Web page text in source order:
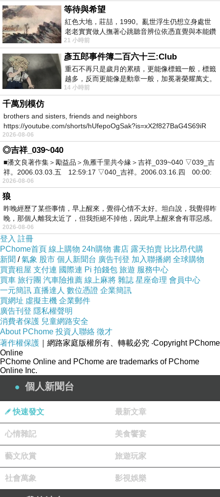
隨時隨地、一按見效的上班族症狀急救箱！
「你累了嗎？」
耳熟能詳的廣告詞，直接命中上班族的心！
根據調查報告顯示，
台灣平均每人每周加班8.18小時，
有高達73.79?上班族擔心會過勞死，
永遠做不完的工作、沉重壓力成為健康殺手，
當身體有些小症狀產生，你還敢忽略它嗎？
在這些症狀未成為大疾病前，
可利用超簡單、隨時可做的按摩來有效舒緩不
適，
不累積疲勞，健康才是上班族的真正財富！
本書特色摘要
等待與希望
紅色大地，莊喆，1990。亂世浮生仍想立身處世
老老實實做人撫著心跳聽音辨位依憑直覺與本能鑽
向裂隙的亮處探索另一個心聲另一個共鳴的
21 小時前
彥五郎事件簿二百六十三:Club
重石不再只是歲月的累積，更能像標籤一般，標籤
越多，反而更能像是勳章一般，加冕著榮耀萬丈。
習慣一如縱容，成了再難輕輕放下的罪證
14 小時前
千萬別模仿
brothers and sisters, friends and neighbors
https://youtube.com/shorts/hUfepoOgSak?is=xX2f827BaG4S69iR
https
2026-08-06
◎吉祥_039~040
■潘文良著作集＞勵益品＞魚雁千里共今緣＞吉祥_039~040 ▽039_吉
祥。2006.03.03.五 12:59:17 ▽040_吉祥。2006.03.16.四 00:00:
2026-08-06
狼
昨晚經歷了某些事情，早上醒來，覺得心情不太好。坦白說，我覺得昨
晚，那個人離我太近了，但我拒絕不掉他，因此早上醒來會有罪惡感。
2026-08-06
登入 註冊
PChome首頁 線上購物 24h購物 書店 露天拍賣 比比昂代購
新聞 /氣象 股市 個人新聞台 廣告刊登 加入聯播網 全球購物
買賣租屋 支付連 國際連 Pi 拍錢包 旅遊 服務中心
買車 旅行團 汽車險推薦 線上麻將 雜誌 星座命理 會員中心
一元簡訊 直播達人 數位憑證 企業簡訊
買網址 虛擬主機 企業郵件
廣告刊登 隱私權聲明
消費者保護 兒童網路安全
About PChome 投資人聯絡 徵才
著作權保護 ｜網路家庭版權所有、轉載必究 ‧Copyright PChome
Online
PChome Online and PChome are trademarks of PChome
Online Inc.
個人新聞台
快速發文 最新文章
心情雜記 美食饗宴
藝文欣賞 旅遊玩家
社會萬象 影視娛樂